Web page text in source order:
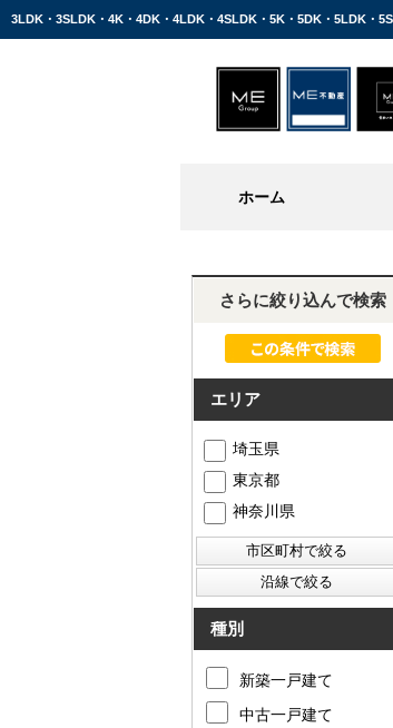
ホーム
さらに絞り込んで検索
エリア
埼玉県
東京都
神奈川県
種別
新築一戸建て
中古一戸建て